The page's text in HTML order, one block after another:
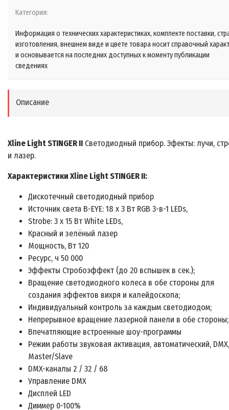
Категория:
Информация о технических характеристиках, комплекте поставки,
изготовления, внешнем виде и цвете товара носит справочный
и основывается на последних доступных к моменту публикации
сведениях
Описание
Xline Light STINGER II Светодиодный прибор. Эфекты: лучи,
и лазер.
Характеристики Xline Light STINGER II:
Дискотечный светодиодный прибор
Источник света B-EYE: 18 х 3 Вт RGB 3-в-1 LEDs,
Strobe: 3 х 15 Вт White LEDs,
Красный и зелёный лазер
Мощность, Вт 120
Ресурс, ч 50 000
Эффекты Стробоэффект (до 20 вспышек в сек.);
Вращение светодиодного колеса в обе стороны для
создания эффектов вихря и калейдоскопа;
Индивидуальный контроль за каждым светодиодом;
Непрерывное вращение лазерной панели в обе стороны;
Впечатляющие встроенные шоу-программы
Режим работы звуковая активация, автоматический, DMX,
Master/Slave
DMX-каналы 2 / 32 / 68
Управление DMX
Дисплей LED
Диммер 0-100%